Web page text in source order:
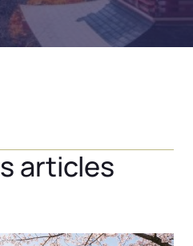
articles